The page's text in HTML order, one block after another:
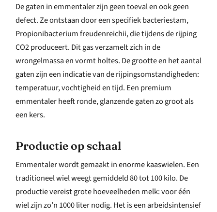
De gaten in emmentaler zijn geen toeval en ook geen
defect. Ze ontstaan door een specifiek bacteriestam,
Propionibacterium freudenreichii, die tijdens de rijping
CO2 produceert. Dit gas verzamelt zich in de
wrongelmassa en vormt holtes. De grootte en het aantal
gaten zijn een indicatie van de rijpingsomstandigheden:
temperatuur, vochtigheid en tijd. Een premium
emmentaler heeft ronde, glanzende gaten zo groot als
een kers.
Productie op schaal
Emmentaler wordt gemaakt in enorme kaaswielen. Een
traditioneel wiel weegt gemiddeld 80 tot 100 kilo. De
productie vereist grote hoeveelheden melk: voor één
wiel zijn zo’n 1000 liter nodig. Het is een arbeidsintensief